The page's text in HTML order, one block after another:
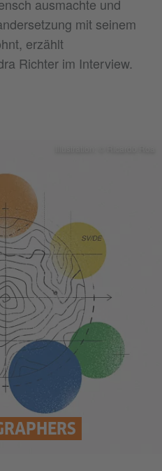
ausmachte und
mit seinem
erzählt
Richter im Interview.